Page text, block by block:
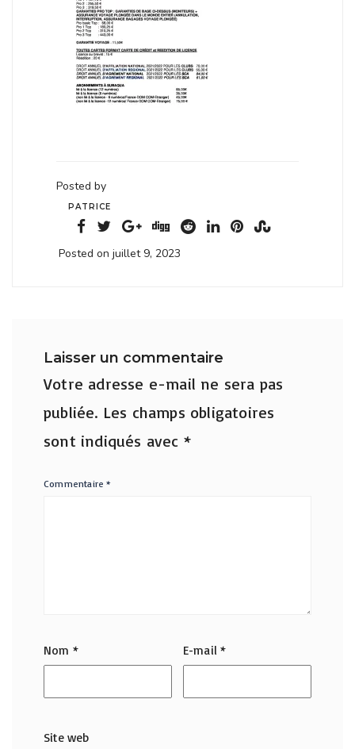
Posted by
PATRICE
Posted on juillet 9, 2023
Laisser un commentaire
Votre adresse e-mail ne sera pas
publiée. Les champs obligatoires
sont indiqués avec *
Commentaire*
Nom * E-mail*
Site web